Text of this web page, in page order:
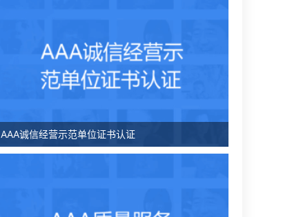
AAA诚信经营示范单位证书认证